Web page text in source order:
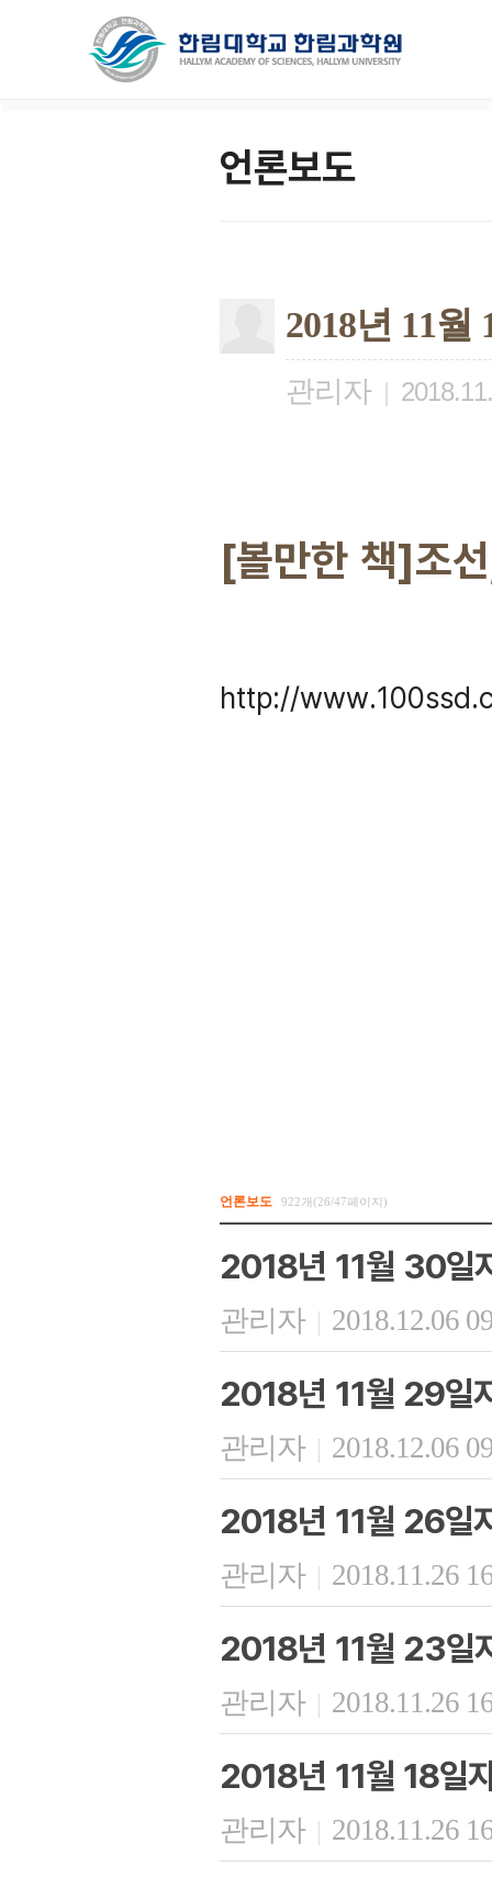
언론보도
2018년 11
관리자 |
[볼만한 책]조
http://
언론보도 922개(26/47페이지)
2018년 11월 30일
관리자 | 2018.12.06
2018년 11월 29일
관리자 | 2018.12.06
2018년 11월 26일
관리자 | 2018.11.26
2018년 11월 23일
관리자 | 2018.11.26
2018년 11월 18일
관리자 | 2018.11.26